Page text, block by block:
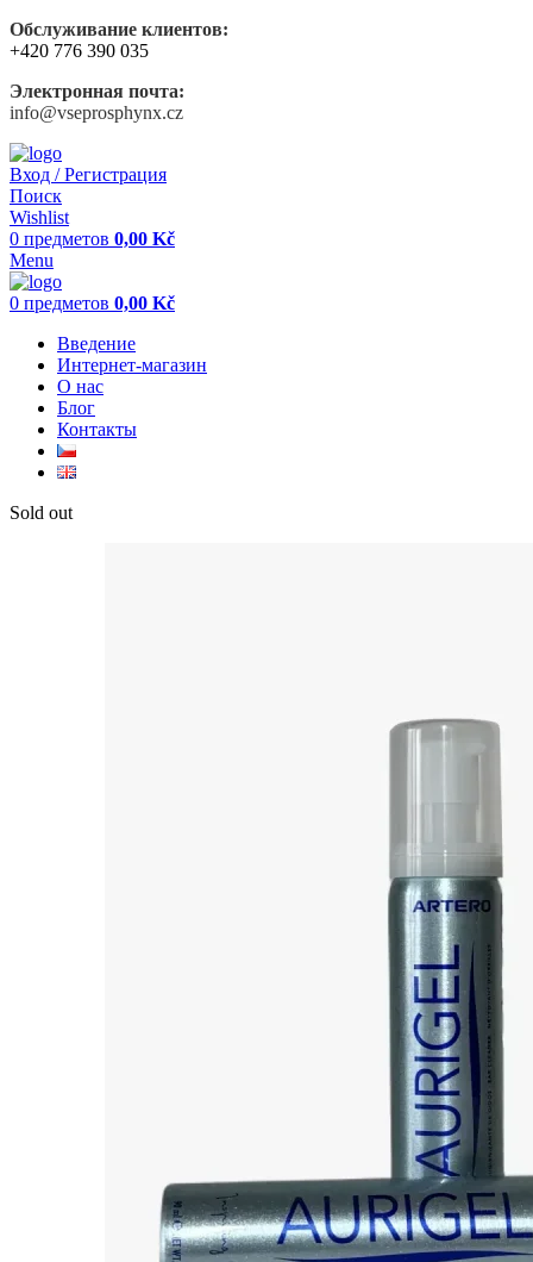
Обслуживание клиентов:
+420 776 390 035
Электронная почта:
info@vseprosphynx.cz
Вход / Регистрация
Поиск
Wishlist
0 предметов 0,00 Kč
Menu
0 предметов 0,00 Kč
Введение
Интернет-магазин
О нас
Блог
Контакты
Sold out